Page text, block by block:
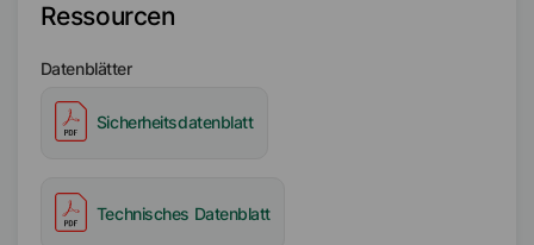
Ressourcen
Datenblätter
Sicherheitsdatenblatt
Technisches Datenblatt